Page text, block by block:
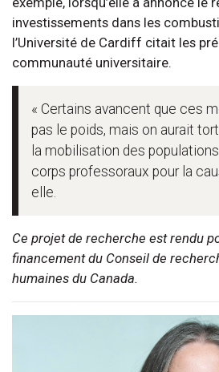
investissements dans les
l’Université de Cardiff citait les
communauté universitaire.
« Certains avancent que ces
pas le poids, mais on aurait
la mobilisation des
corps professoraux pour la
elle.
Ce projet de recherche est rendu
financement du Conseil de
humaines du Canada.